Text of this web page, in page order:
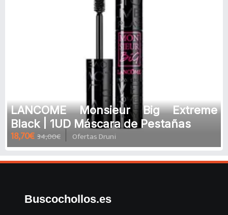
LANCOME Monsieur Big Extreme
Black | 1UD Máscara de Pestañas
18,70€ 34,00€ Ofertas Druni
Buscochollos.es